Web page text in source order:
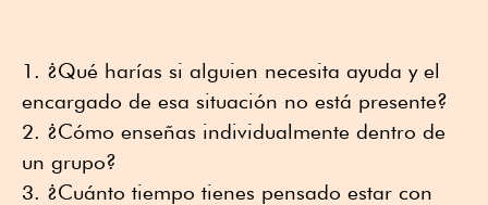
¿Qué harías si alguien necesita ayuda y el
encargado de esa situación no está presente?
¿Cómo enseñas individualmente dentro de
un grupo?
¿Cuánto tiempo tienes pensado estar con